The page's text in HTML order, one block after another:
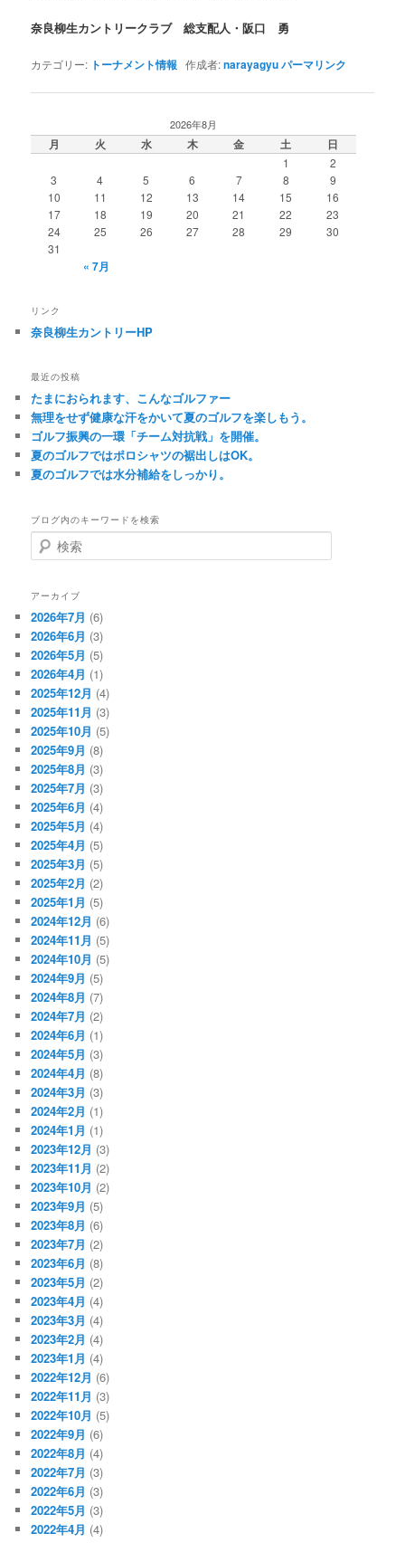
奈良柳生カントリークラブ 総支配人・阪口 勇
カテゴリー: トーナメント情報 作成者:narayagyuパーマリンク
2026年8月
月 火 水 木 金 土 日
1
2
3
4 5 6 7 8
9
10
11 12 13 14 15
16
17
18 19 20 21 22
23
24
25 26 27 28 29
30
31
« 7月
リンク
奈良柳生カントリーHP
最近の投稿
たまにおられます、こんなゴルファー
無理をせず健康な汗をかいて夏のゴルフを楽しもう。
ゴルフ振興の一環「チーム対抗戦」を開催。
夏のゴルフではポロシャツの裾出しはOK。
夏のゴルフでは水分補給をしっかり。
ブログ内のキーワードを検索
検
索
アーカイブ
2026年7月 (6)
2026年6月 (3)
2026年5月 (5)
2026年4月 (1)
2025年12月 (4)
2025年11月 (3)
2025年10月 (5)
2025年9月 (8)
2025年8月 (3)
2025年7月 (3)
2025年6月 (4)
2025年5月 (4)
2025年4月 (5)
2025年3月 (5)
2025年2月 (2)
2025年1月 (5)
2024年12月 (6)
2024年11月 (5)
2024年10月 (5)
2024年9月 (5)
2024年8月 (7)
2024年7月 (2)
2024年6月 (1)
2024年5月 (3)
2024年4月 (8)
2024年3月 (3)
2024年2月 (1)
2024年1月 (1)
2023年12月 (3)
2023年11月 (2)
2023年10月 (2)
2023年9月 (5)
2023年8月 (6)
2023年7月 (2)
2023年6月 (8)
2023年5月 (2)
2023年4月 (4)
2023年3月 (4)
2023年2月 (4)
2023年1月 (4)
2022年12月 (6)
2022年11月 (3)
2022年10月 (5)
2022年9月 (6)
2022年8月 (4)
2022年7月 (3)
2022年6月 (3)
2022年5月 (3)
2022年4月 (4)